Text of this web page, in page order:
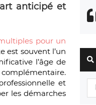
anticipé et
pour un
est souvent l’un
l’âge de
complémentaire.
et
les démarches